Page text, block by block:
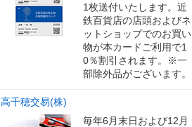
1枚送付いたします。近
鉄百貨店の店頭およびネ
ットショップでのお買い
物が本カードご利用で1
0％割引されます。※一
部除外品がございます。
高千穂交易(株)
毎年6月末日および12月